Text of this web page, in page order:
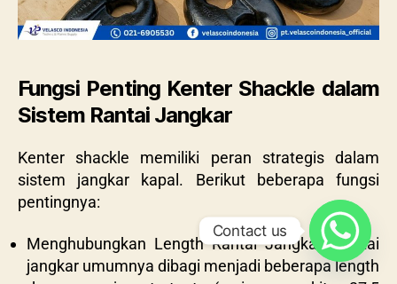
Fungsi Penting Kenter Shackle dalam
Sistem Rantai Jangkar
Kenter shackle memiliki peran strategis dalam
sistem jangkar kapal. Berikut beberapa fungsi
pentingnya:
Menghubungkan Length Rantai Jangkar: Rantai
jangkar umumnya dibagi menjadi beberapa length
Contact us